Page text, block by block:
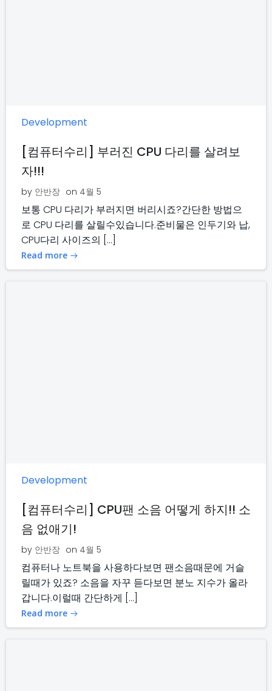
Development
[컴퓨터수리] 부러진 CPU 다리를 살려보
자!!!
by 안반장 on 4월 5
보통 CPU 다리가 부러지면 버리시죠?간단한 방법으
로 CPU 다리를 살릴수있습니다.준비물은 인두기와 납,
CPU다리 사이즈의 […]
Read more
Development
[컴퓨터수리] CPU팬 소음 어떻게 하지!! 소
음 없애기!
by 안반장 on 4월 5
컴퓨터나 노트북을 사용하다보면 팬소음때문에 거슬
릴때가 있죠? 소음을 자꾸 듣다보면 분노 지수가 올라
갑니다.이럴때 간단하게 […]
Read more